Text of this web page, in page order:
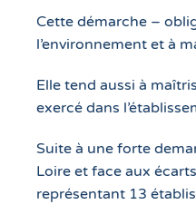
Cette démarche –
l’environnement et à
Elle tend aussi à
exercé dans
Suite à une forte
Loire et face aux
représentant 13